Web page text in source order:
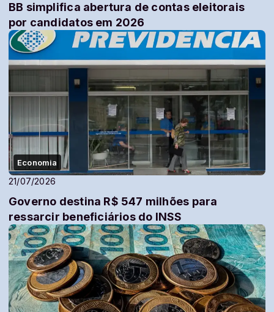
BB simplifica abertura de contas eleitorais
por candidatos em 2026
Economia
21/07/2026
Governo destina R$ 547 milhões para
ressarcir beneficiários do INSS